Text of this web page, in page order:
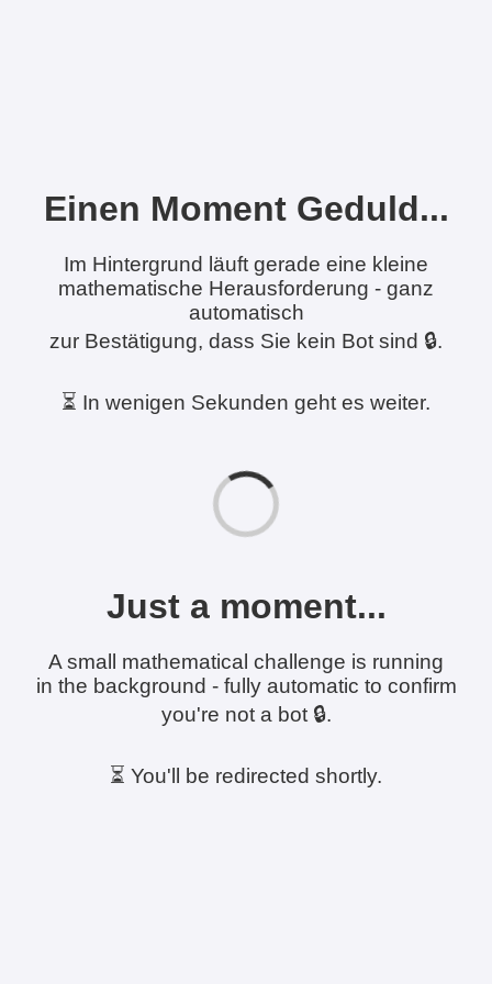
Einen Moment Geduld...
Im Hintergrund läuft gerade eine kleine
mathematische Herausforderung - ganz
automatisch
zur Bestätigung, dass Sie kein Bot sind 🔒.
⏳ In wenigen Sekunden geht es weiter.
Just a moment...
A small mathematical challenge is running
in the background - fully automatic to confirm
you're not a bot 🔒.
⏳ You'll be redirected shortly.